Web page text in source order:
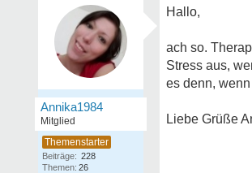
Annika1984
Mitglied
Beiträge: 228
Themen: 26
Hallo,
ach so.
Stress aus,
es denn,
Liebe Grüße